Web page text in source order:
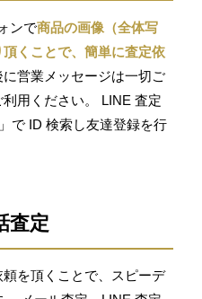
ンで商品の画像（全体写
くことで、簡単に査定依
に営業メッセージは一切ご
用ください。 LINE 査定
で ID 検索し友達登録を行
査定
を頂くことで、スピーデ